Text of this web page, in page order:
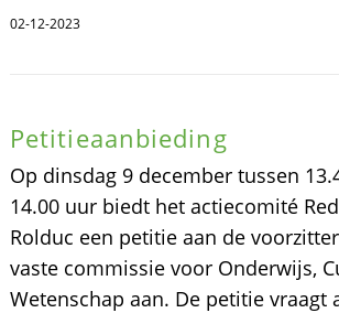
02-12-2023
Petitieaanbieding
Op dinsdag 9 december tussen
14.00 uur biedt het actiecomité
Rolduc een petitie aan de
vaste commissie voor Onderwijs,
Wetenschap aan. De petitie vraagt